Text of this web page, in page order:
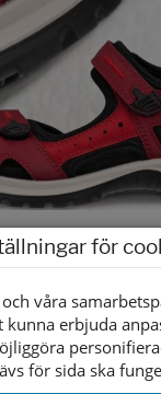
för
våra
kunna erbjuda
för sida ska